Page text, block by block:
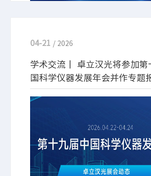
04-21 / 2026
学术交流丨 卓立汉光将参加第
国科学仪器发展年会并作专题
2026年4月22-24日，备受行业瞩目的第
山花园酒店盛大召开。卓立汉光作为光
会，同时出席分论坛（第七届光谱产业
并报告。期待与您相约在此，共同探讨